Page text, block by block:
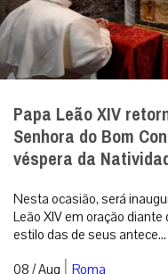
Papa Leão XIV
Senhora do Bom
véspera da
Nesta ocasião, será
Leão XIV em oração
estilo das de seus antece...
08 / Aug | Roma